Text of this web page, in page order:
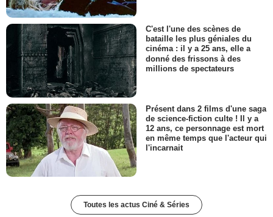
C'est l'une des scènes de
bataille les plus géniales du
cinéma : il y a 25 ans, elle a
donné des frissons à des
millions de spectateurs
Présent dans 2 films d'une saga
de science-fiction culte ! Il y a
12 ans, ce personnage est mort
en même temps que l'acteur qui
l'incarnait
Toutes les actus Ciné & Séries